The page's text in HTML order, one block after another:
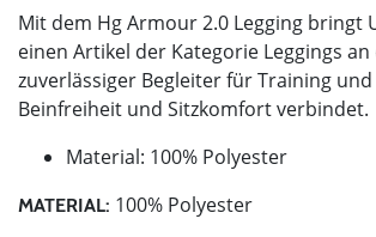
Mit dem Hg Armour 2.0 Legging bringt
einen Artikel der Kategorie Leggings an
zuverlässiger Begleiter für Training
Beinfreiheit und Sitzkomfort verbindet.
Material: 100% Polyester
MATERIAL: 100% Polyester